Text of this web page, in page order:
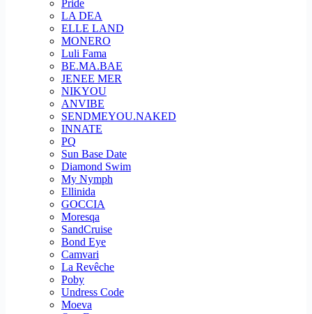
Pride
LA DEA
ELLE LAND
MONERO
Luli Fama
BE.MA.BAE
JENEE MER
NIKYOU
ANVIBE
SENDMEYOU.NAKED
INNATE
PQ
Sun Base Date
Diamond Swim
My Nymph
Ellinida
GOCCIA
Moresqa
SandCruise
Bond Eye
Camvari
La Revêche
Poby
Undress Code
Moeva